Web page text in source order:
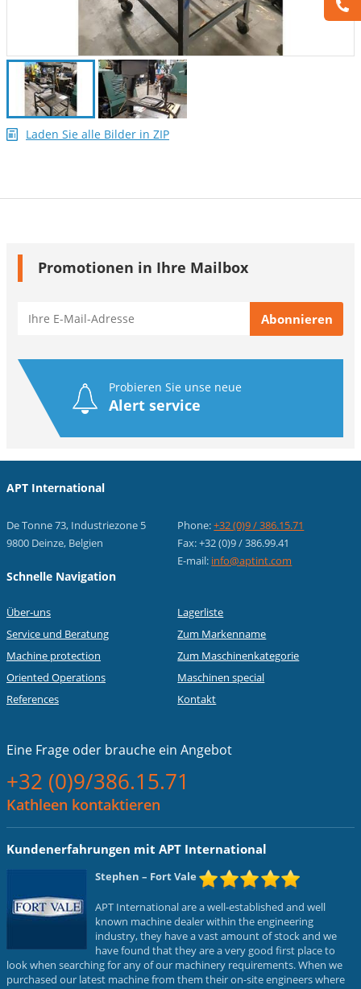
Laden Sie alle Bilder in ZIP
Promotionen in Ihre Mailbox
Probieren Sie unse neue
Alert service
APT International
De Tonne 73, Industriezone 5
9800 Deinze, Belgien
Phone:+32 (0)9 / 386.15.71
Fax: +32 (0)9 / 386.99.41
E-mail: info@aptint.com
Schnelle Navigation
Über-uns
Service und Beratung
Machine protection
Oriented Operations
References
Lagerliste
Zum Markenname
Zum Maschinenkategorie
Maschinen special
Kontakt
Eine Frage oder brauche ein Angebot
+32 (0)9/386.15.71
Kathleen kontaktieren
Kundenerfahrungen mit APT International
Stephen – Fort Vale
APT International are a well-established and well
known machine dealer within the engineering
industry, they have a vast amount of stock and we
have found that they are a very good first place to
look when searching for any of our machinery requirements. When we
purchased our latest machine from them their on-site engineers where